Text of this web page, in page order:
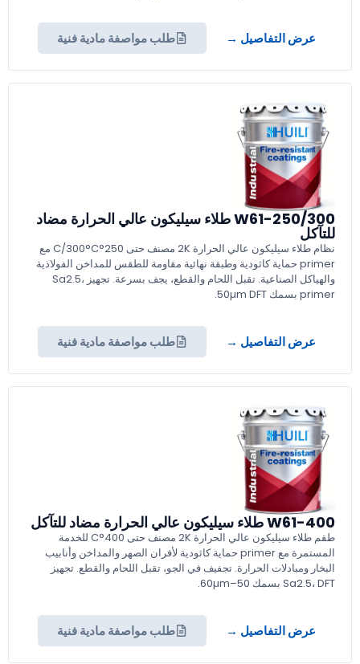
عرض التفاصيل → طلب مواصفة مادية فنية
W61-250/300 طلاء سيليكون عالي الحرارة مضاد
للتآكل
نظام طلاء سيليكون عالي الحرارة 2K مصنف حتى 250°C/300°C مع
primer حماية كاثودية وطبقة نهائية مقاومة للطقس للمداخن الفولاذية
والهياكل الصناعية. تقبل اللحام والقطع، يجف بسرعة. تجهيز Sa2.5،
primer بسمك 50µm DFT.
عرض التفاصيل → طلب مواصفة مادية فنية
W61-400 طلاء سيليكون عالي الحرارة مضاد للتآكل
طقم طلاء سيليكون عالي الحرارة 2K مصنف حتى 400°C للخدمة
المستمرة مع primer حماية كاثودية لأفران الصهر والمداخن وأنابيب
البخار ومبادلات الحرارة. تجفيف في الجو، تقبل اللحام والقطع. تجهيز
Sa2.5، DFT بسمك 50–60µm.
عرض التفاصيل → طلب مواصفة مادية فنية